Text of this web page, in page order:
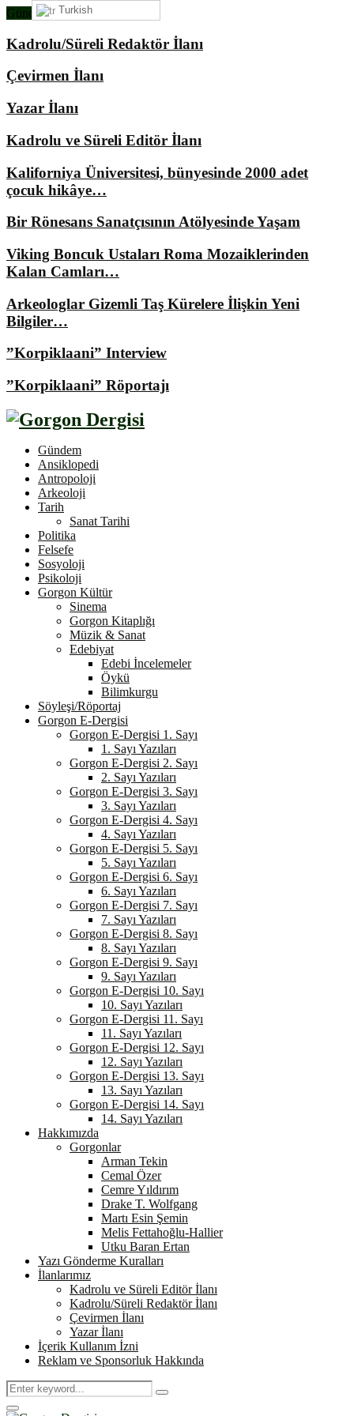
Gündemimizde Ne Var?
Kadrolu/Süreli Redaktör İlanı
Çevirmen İlanı
Yazar İlanı
Kadrolu ve Süreli Editör İlanı
Kaliforniya Üniversitesi, bünyesinde 2000 adet
çocuk hikâye…
Bir Rönesans Sanatçısının Atölyesinde Yaşam
Viking Boncuk Ustaları Roma Mozaiklerinden
Kalan Camları…
Arkeologlar Gizemli Taş Kürelere İlişkin Yeni
Bilgiler…
”Korpiklaani” Interview
”Korpiklaani” Röportajı
Gündem
Ansiklopedi
Antropoloji
Arkeoloji
Tarih
Sanat Tarihi
Politika
Felsefe
Sosyoloji
Psikoloji
Gorgon Kültür
Sinema
Gorgon Kitaplığı
Müzik & Sanat
Edebiyat
Edebi İncelemeler
Öykü
Bilimkurgu
Söyleşi/Röportaj
Gorgon E-Dergisi
Gorgon E-Dergisi 1. Sayı
1. Sayı Yazıları
Gorgon E-Dergisi 2. Sayı
2. Sayı Yazıları
Gorgon E-Dergisi 3. Sayı
3. Sayı Yazıları
Gorgon E-Dergisi 4. Sayı
4. Sayı Yazıları
Gorgon E-Dergisi 5. Sayı
5. Sayı Yazıları
Gorgon E-Dergisi 6. Sayı
6. Sayı Yazıları
Gorgon E-Dergisi 7. Sayı
7. Sayı Yazıları
Gorgon E-Dergisi 8. Sayı
8. Sayı Yazıları
Gorgon E-Dergisi 9. Sayı
9. Sayı Yazıları
Gorgon E-Dergisi 10. Sayı
10. Sayı Yazıları
Gorgon E-Dergisi 11. Sayı
11. Sayı Yazıları
Gorgon E-Dergisi 12. Sayı
12. Sayı Yazıları
Gorgon E-Dergisi 13. Sayı
13. Sayı Yazıları
Gorgon E-Dergisi 14. Sayı
14. Sayı Yazıları
Hakkımızda
Gorgonlar
Arman Tekin
Cemal Özer
Cemre Yıldırım
Drake T. Wolfgang
Martı Esin Şemin
Melis Fettahoğlu-Hallier
Utku Baran Ertan
Yazı Gönderme Kuralları
İlanlarımız
Kadrolu ve Süreli Editör İlanı
Kadrolu/Süreli Redaktör İlanı
Çevirmen İlanı
Yazar İlanı
İçerik Kullanım İzni
Reklam ve Sponsorluk Hakkında
Search
for:
Search
Primary
Turkish